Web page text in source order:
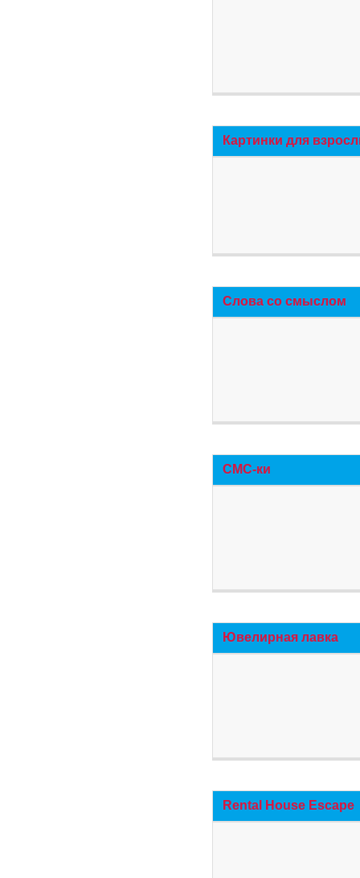
Картинки для
Слова со смыслом
СМС-ки
Ювелирная лавка
Rental House Escape